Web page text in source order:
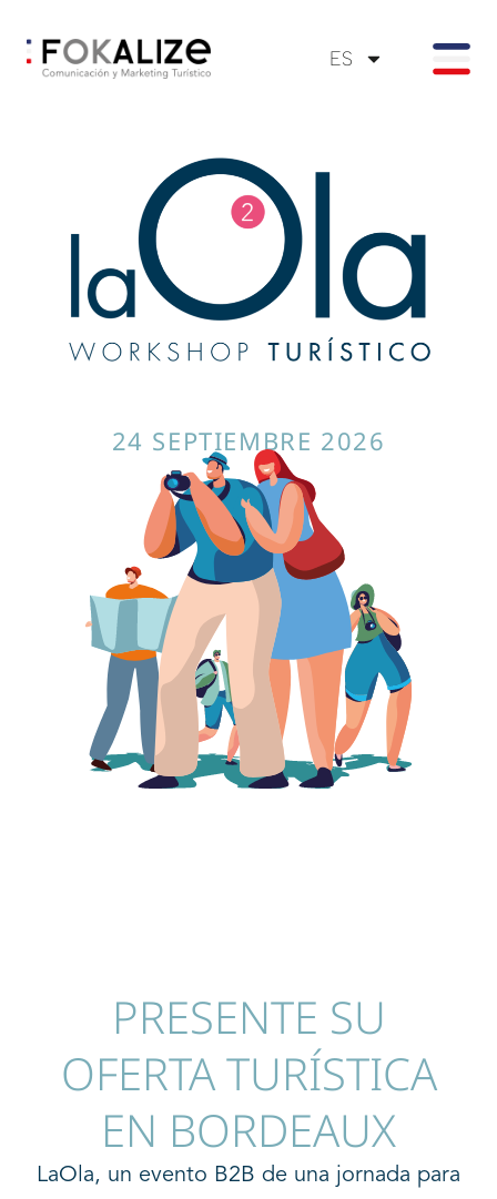
ES
24 SEPTIEMBRE 2026
PRESENTE SU
OFERTA TURÍSTICA
EN BORDEAUX
LaOla, un evento B2B de una jornada para